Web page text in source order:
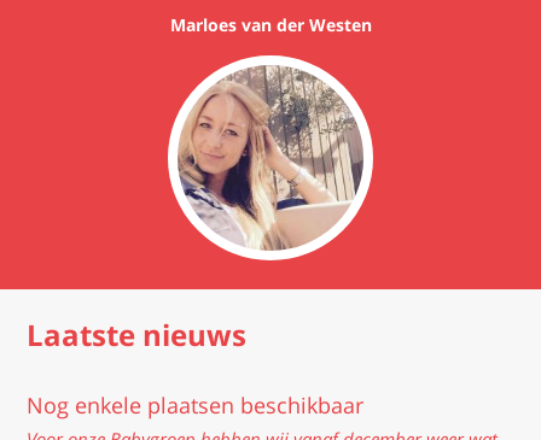
Marloes van der Westen
Featured
Laatste nieuws
Nog enkele plaatsen beschikbaar